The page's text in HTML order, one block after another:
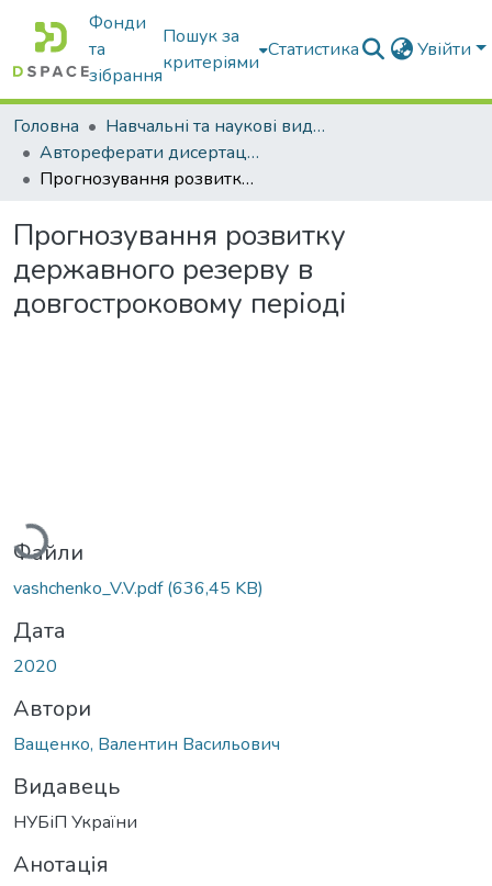
Фонди
та
зібрання
Пошук за
критеріями
Статистика Увійти
Головна
Навчальні та наукові видання
Автореферати дисертацій та дисертації
Прогнозування розвитку державного резерву в довгостроковому періоді
Прогнозування розвитку
державного резерву в
довгостроковому періоді
Вантажиться...
Файли
vashchenko_V.V.pdf(636,45 KB)
Дата
2020
Автори
Ващенко, Валентин Васильович
Видавець
НУБіП України
Анотація